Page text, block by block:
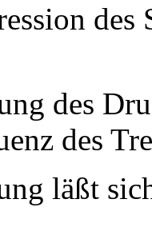
des
des
des
läßt